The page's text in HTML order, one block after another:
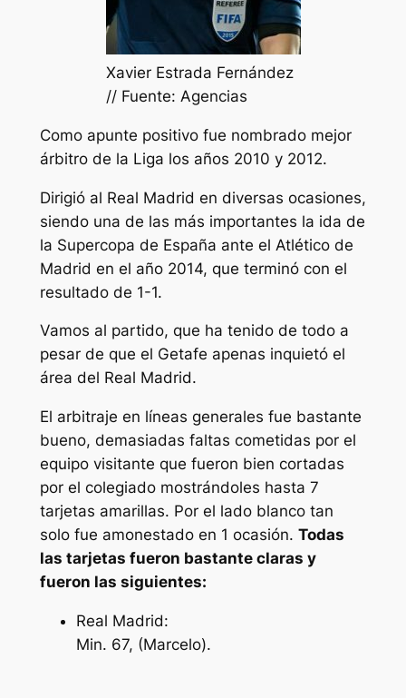
Xavier Estrada Fernández
// Fuente: Agencias
Como apunte positivo fue nombrado mejor
árbitro de la Liga los años 2010 y 2012.
Dirigió al Real Madrid en diversas ocasiones,
siendo una de las más importantes la ida de
la Supercopa de España ante el Atlético de
Madrid en el año 2014, que terminó con el
resultado de 1-1.
Vamos al partido, que ha tenido de todo a
pesar de que el Getafe apenas inquietó el
área del Real Madrid.
El arbitraje en líneas generales fue bastante
bueno, demasiadas faltas cometidas por el
equipo visitante que fueron bien cortadas
por el colegiado mostrándoles hasta 7
tarjetas amarillas. Por el lado blanco tan
solo fue amonestado en 1 ocasión. Todas
las tarjetas fueron bastante claras y
fueron las siguientes:
Real Madrid:
Min. 67, (Marcelo).